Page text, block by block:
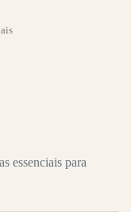
essenciais para